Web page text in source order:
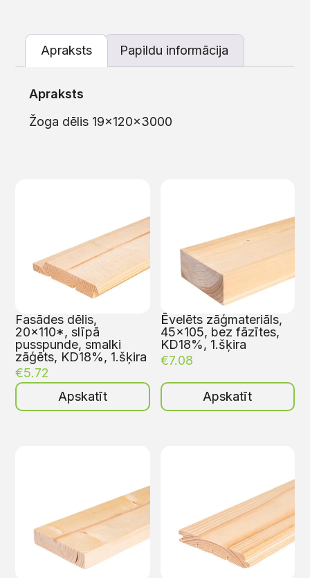
Apraksts Papildu informācija
Apraksts
Žoga dēlis 19x120x3000
Fasādes dēlis,
20×110*, slīpā
pusspunde, smalki
zāģēts, KD18%, 1.šķira
€5.72
Apskatīt
Ēvelēts zāģmateriāls,
45×105, bez fāzītes,
KD18%, 1.šķira
€7.08
Apskatīt